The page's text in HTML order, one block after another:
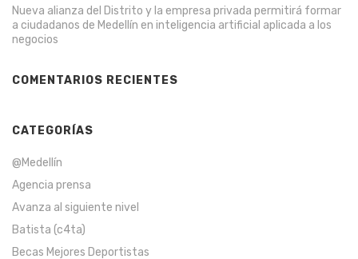
Nueva alianza del Distrito y la empresa privada permitirá formar
a ciudadanos de Medellín en inteligencia artificial aplicada a los
negocios
COMENTARIOS RECIENTES
CATEGORÍAS
@Medellín
Agencia prensa
Avanza al siguiente nivel
Batista (c4ta)
Becas Mejores Deportistas